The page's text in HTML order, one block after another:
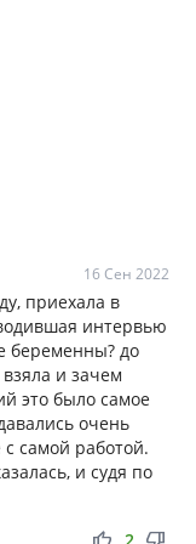
16 Сен 2022
приехала в
интервью
беременны? до
и зачем
это было самое
очень
самой работой.
и судя по